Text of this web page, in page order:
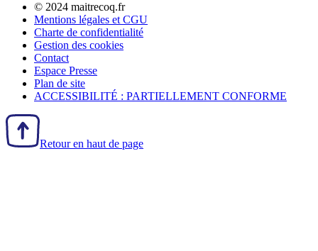
© 2024 maitrecoq.fr
Mentions légales et CGU
Charte de confidentialité
Gestion des cookies
Contact
Espace Presse
Plan de site
ACCESSIBILITÉ : PARTIELLEMENT CONFORME
Retour en haut de page